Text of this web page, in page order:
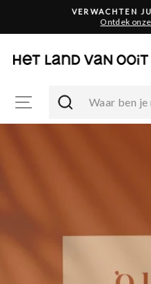
content
VERWACHTEN
Ontdek
Site navigation